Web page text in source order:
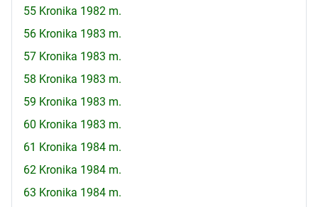
55 Kronika 1982 m.
56 Kronika 1983 m.
57 Kronika 1983 m.
58 Kronika 1983 m.
59 Kronika 1983 m.
60 Kronika 1983 m.
61 Kronika 1984 m.
62 Kronika 1984 m.
63 Kronika 1984 m.